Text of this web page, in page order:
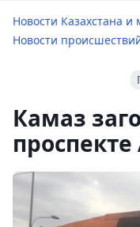
Новости Казахстана и
Новости
Камаз